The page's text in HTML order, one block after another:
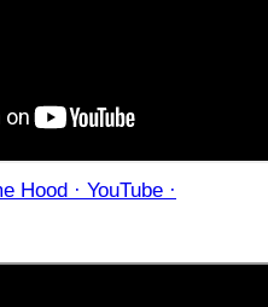
Hood · YouTube ·